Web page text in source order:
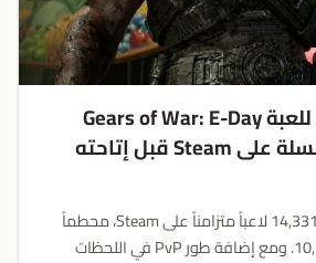
الإصدار التجريبي للعبة Gears of War: E-Day
يحطم أرقام السلسلة على Steam قبل إتاحته
سجل الإصدار التجريبي 14,331 لاعباً متزامناً على Steam، محطماً
رقم Gears 5 البالغ 10,196. ومع إضافة طور PvP في اللحظات